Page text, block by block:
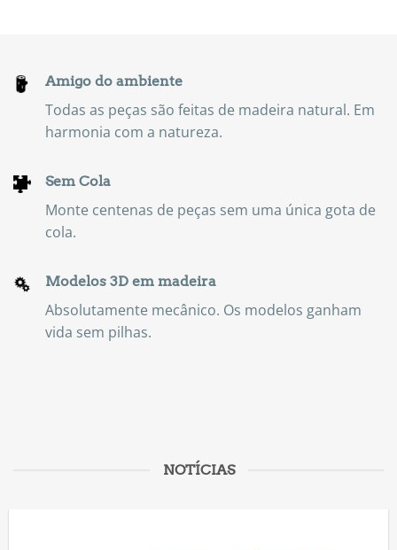
Amigo do ambiente
Todas as peças são feitas de madeira natural. Em
harmonia com a natureza.
Sem Cola
Monte centenas de peças sem uma única gota de
cola.
Modelos 3D em madeira
Absolutamente mecânico. Os modelos ganham
vida sem pilhas.
NOTÍCIAS